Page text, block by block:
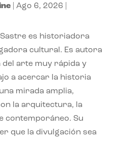
| Ago 6, 2026
es historiadora
cultural. Es autora
del arte muy rápida y
a acercar la historia
mirada amplia,
la arquitectura, la
contemporáneo. Su
que la divulgación sea